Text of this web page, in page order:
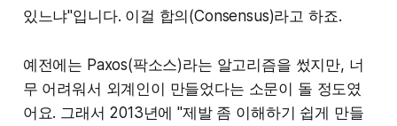
있느냐"입니다. 이걸 합의(Consensus)라고 하죠.
예전에는 Paxos(팍소스)라는 알고리즘을 썼지만, 너
무 어려워서 외계인이 만들었다는 소문이 돌 정도였
어요. 그래서 2013년에 "제발 좀 이해하기 쉽게 만들